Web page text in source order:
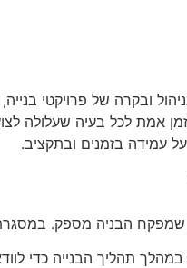
ובקרה של פרויקטי
אמת לכל בעיה שעלולה
עמידה בזמנים ובתקציב.
שמפקח הבניה מספק.
במהלך תהליך הבנייה כדי